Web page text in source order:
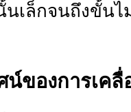
นเล็กจนถึงขั้น
น์ของการเค